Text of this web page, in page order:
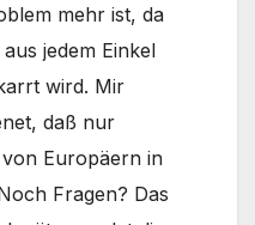
mehr ist, da
jedem Einkel
wird. Mir
daß nur
Europäern in
Fragen? Das